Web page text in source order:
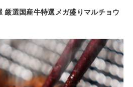
厳選国産牛特選メガ盛りマルチョウ